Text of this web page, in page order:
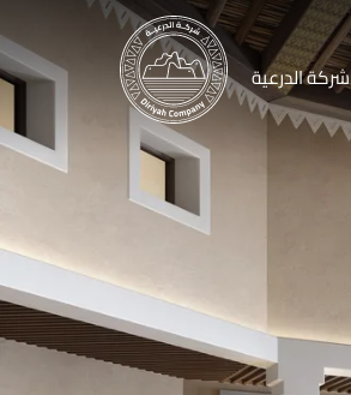
شركة الدرعية